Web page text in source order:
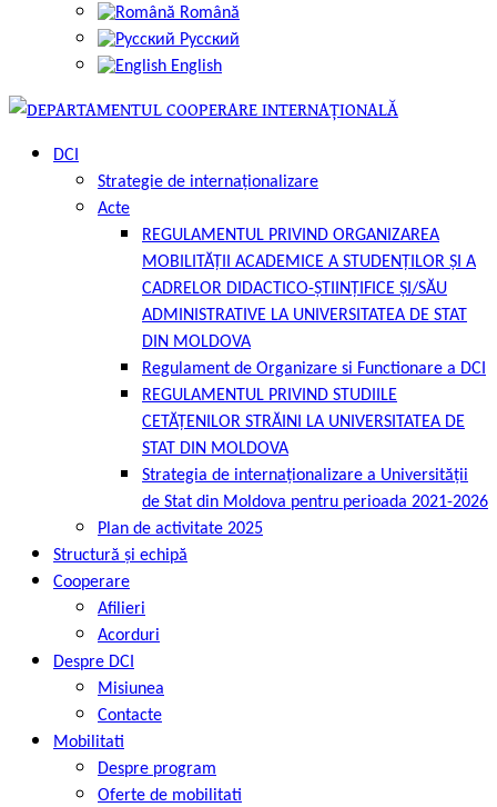
Română
Русский
English
DCI
Strategie de internaționalizare
Acte
REGULAMENTUL PRIVIND ORGANIZAREA
MOBILITĂȚII ACADEMICE A STUDENȚILOR ȘI A
CADRELOR DIDACTICO-ȘTIINȚIFICE ȘI/SĂU
ADMINISTRATIVE LA UNIVERSITATEA DE STAT
DIN MOLDOVA
Regulament de Organizare si Functionare a DCI
REGULAMENTUL PRIVIND STUDIILE
CETĂȚENILOR STRĂINI LA UNIVERSITATEA DE
STAT DIN MOLDOVA
Strategia de internaționalizare a Universității
de Stat din Moldova pentru perioada 2021-2026
Plan de activitate 2025
Structură și echipă
Cooperare
Afilieri
Acorduri
Despre DCI
Misiunea
Contacte
Mobilitati
Despre program
Oferte de mobilitati